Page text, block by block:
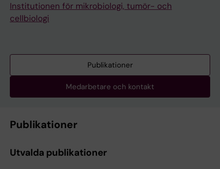
Institutionen för mikrobiologi, tumör- och
cellbiologi
Publikationer
Medarbetare och kontakt
Publikationer
Utvalda publikationer